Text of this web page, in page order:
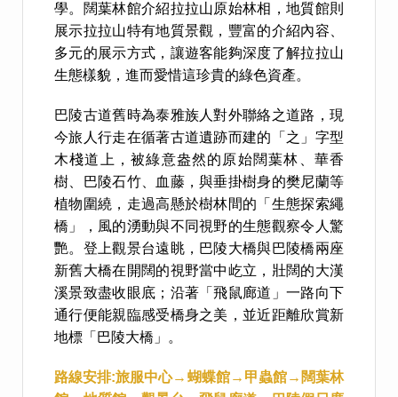
學。闊葉林館介紹拉拉山原始林相，地質館則
展示拉拉山特有地質景觀，豐富的介紹內容、
多元的展示方式，讓遊客能夠深度了解拉拉山
生態樣貌，進而愛惜這珍貴的綠色資產。
巴陵古道舊時為泰雅族人對外聯絡之道路，現
今旅人行走在循著古道遺跡而建的「之」字型
木棧道上，被綠意盎然的原始闊葉林、華香
樹、巴陵石竹、血藤，與垂掛樹身的樊尼蘭等
植物圍繞，走過高懸於樹林間的「生態探索繩
橋」，風的湧動與不同視野的生態觀察令人驚
艷。登上觀景台遠眺，巴陵大橋與巴陵橋兩座
新舊大橋在開闊的視野當中屹立，壯闊的大漢
溪景致盡收眼底；沿著「飛鼠廊道」一路向下
通行便能親臨感受橋身之美，並近距離欣賞新
地標「巴陵大橋」。
路線安排:旅服中心→蝴蝶館→甲蟲館→闊葉林